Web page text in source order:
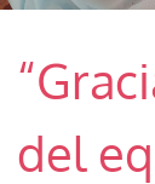
del